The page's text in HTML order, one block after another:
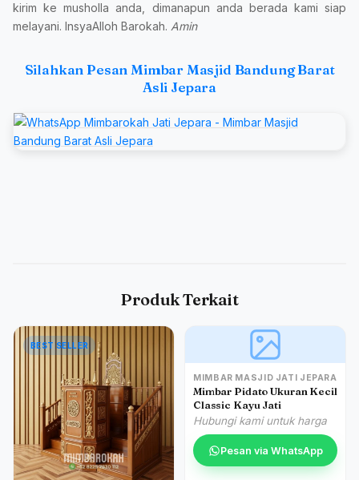
kirim ke musholla anda, dimanapun anda berada kami siap
melayani. InsyaAlloh Barokah. Amin
Silahkan Pesan Mimbar Masjid Bandung Barat
Asli Jepara
Produk Terkait
BEST SELLER
MIMBAR MASJID JATI JEPARA
Mimbar Pidato Ukuran Kecil
Classic Kayu Jati
Hubungi kami untuk harga
Pesan via WhatsApp